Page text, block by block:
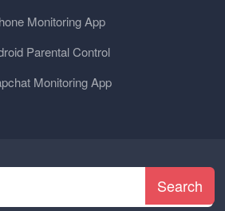
Monitoring App
Parental Control
Monitoring App
Search